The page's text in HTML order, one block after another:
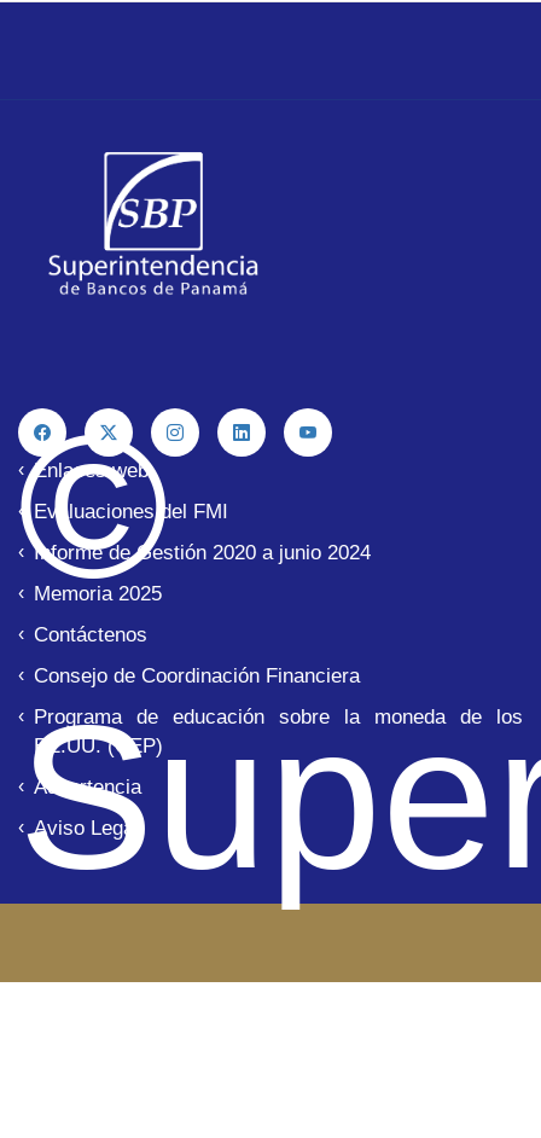
Enlaces web
Evaluaciones del FMI
Informe de Gestión 2020 a junio 2024
Memoria 2025
Contáctenos
Consejo de Coordinación Financiera
Programa de educación sobre la moneda de los
EE.UU. (CEP)
Advertencia
Aviso Legal
©